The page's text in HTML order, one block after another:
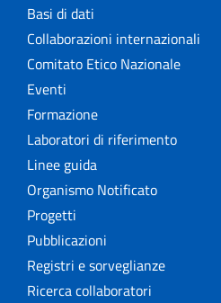
Basi di dati
Collaborazioni internazionali
Comitato Etico Nazionale
Eventi
Formazione
Laboratori di riferimento
Linee guida
Organismo Notificato
Progetti
Pubblicazioni
Registri e sorveglianze
Ricerca collaboratori